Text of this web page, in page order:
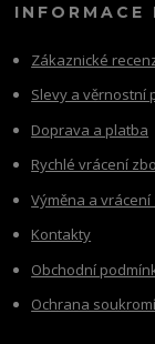
INFORMACE
Zákaznické
Slevy a věrnostní
Doprava a platba
Rychlé vrácení
Výměna a vrácení
Kontakty
Obchodní
Ochrana soukromí